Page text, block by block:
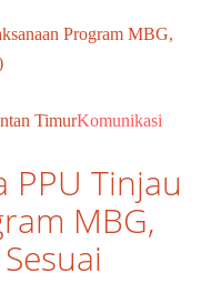
TimurKomunikasi
PPU Tinjau
MBG,